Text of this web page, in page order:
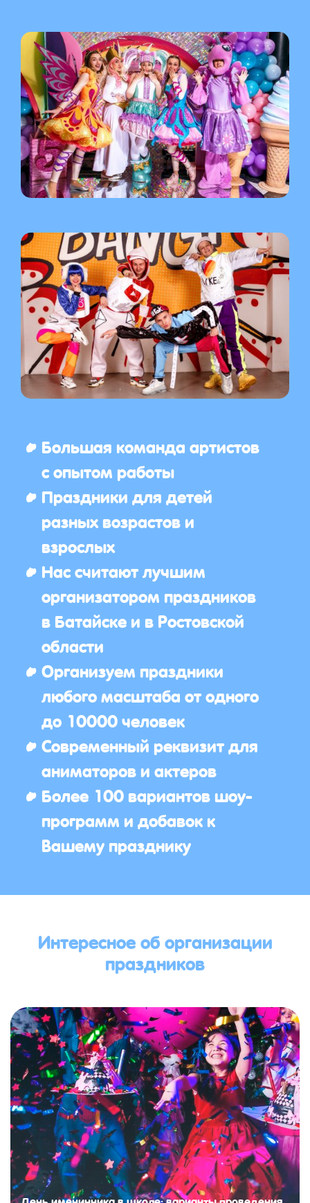
Большая команда артистов
с опытом работы
Праздники для детей
разных возрастов и
взрослых
Нас считают лучшим
организатором праздников
в Батайске и в Ростовской
области
Организуем праздники
любого масштаба от одного
до 10000 человек
Современный реквизит для
аниматоров и актеров
Более 100 вариантов шоу-
программ и добавок к
Вашему празднику
Интересное об организации
праздников